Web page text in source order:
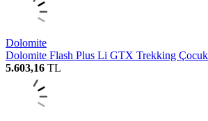
Dolomite
Dolomite Flash Plus Li GTX Trekking
5.603,16 TL